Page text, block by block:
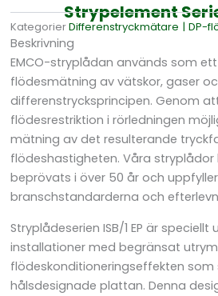
Strypelement
KategorierDifferens­tryckmätare | DP-
Beskrivning
EMCO-stryplådan används som
flödesmätning av vätskor, gaser
differenstrycksprincipen. Genom
flödesrestriktion i rörledningen
mätning av det resulterande
flödeshastigheten. Våra
beprövats i över 50 år och
branschstandarderna och
Stryplådeserien ISB/1 EP är
installationer med begränsat
flödeskonditioneringseffekten
hålsdesignade plattan. Denna